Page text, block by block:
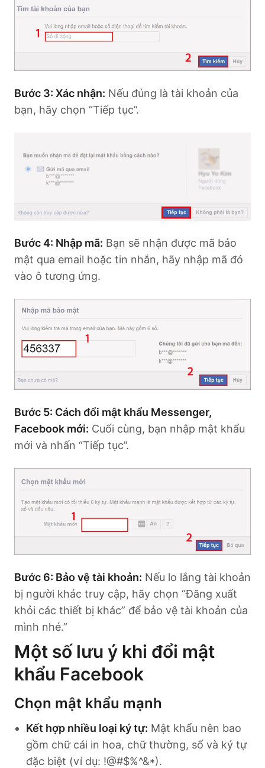
Bước 3: Xác nhận: Nếu đúng là tài khoản của
bạn, hãy chọn “Tiếp tục”.
Bước 4: Nhập mã: Bạn sẽ nhận được mã bảo
mật qua email hoặc tin nhắn, hãy nhập mã đó
vào ô tương ứng.
Bước 5: Cách đổi mật khẩu Messenger,
Facebook mới: Cuối cùng, bạn nhập mật khẩu
mới và nhấn “Tiếp tục”.
Bước 6: Bảo vệ tài khoản: Nếu lo lắng tài khoản
bị người khác truy cập, hãy chọn “Đăng xuất
khỏi các thiết bị khác” để bảo vệ tài khoản của
mình nhé.”
Một số lưu ý khi đổi mật
khẩu Facebook
Chọn mật khẩu mạnh
Kết hợp nhiều loại ký tự: Mật khẩu nên bao
gồm chữ cái in hoa, chữ thường, số và ký tự
đặc biệt (ví dụ: !@#$%^&*).